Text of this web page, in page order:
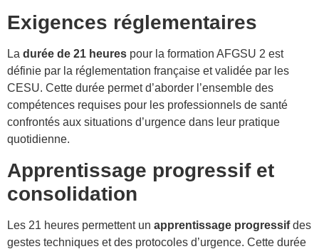
Exigences réglementaires
La durée de 21 heures pour la formation AFGSU 2 est
définie par la réglementation française et validée par les
CESU. Cette durée permet d’aborder l’ensemble des
compétences requises pour les professionnels de santé
confrontés aux situations d’urgence dans leur pratique
quotidienne.
Apprentissage progressif et
consolidation
Les 21 heures permettent un apprentissage progressifdes
gestes techniques et des protocoles d’urgence. Cette durée